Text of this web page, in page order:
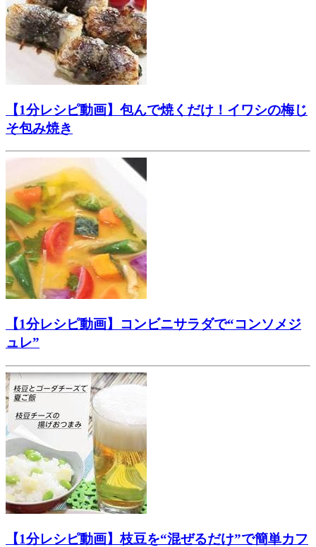
【1分レシピ動画】包んで焼くだけ！イワシの梅じ
そ包み焼き
【1分レシピ動画】コンビニサラダで“コンソメジ
ュレ”
【1分レシピ動画】枝豆を“混ぜるだけ”で簡単カフ